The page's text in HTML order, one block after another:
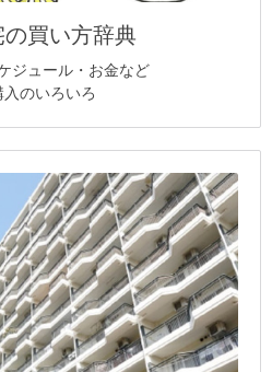
買い方辞典
ジュール・お金など
入のいろいろ